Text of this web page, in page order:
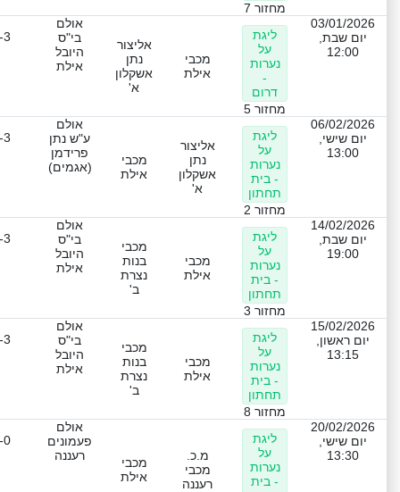
מחזור 7
03/01/2026
יום שבת,
12:00
ליגת
על
נערות
-
דרום
מחזור 5
מכבי
אילת
אליצור
נתן
אשקלון
א'
אולם
בי"ס
היובל
אילת
3
06/02/2026
יום שישי,
13:00
ליגת
על
נערות
- בית
תחתון
מחזור 2
אליצור
נתן
אשקלון
א'
מכבי
אילת
אולם
ע"ש נתן
פרידמן
(אגמים)
3
14/02/2026
יום שבת,
19:00
ליגת
על
נערות
- בית
תחתון
מחזור 3
מכבי
אילת
מכבי
בנות
נצרת
ב'
אולם
בי"ס
היובל
אילת
3
15/02/2026
יום ראשון,
13:15
ליגת
על
נערות
- בית
תחתון
מחזור 8
מכבי
אילת
מכבי
בנות
נצרת
ב'
אולם
בי"ס
היובל
אילת
3
20/02/2026
יום שישי,
13:30
ליגת
על
נערות
- בית
מ.כ.
מכבי
רעננה
מכבי
אילת
אולם
פעמונים
רעננה
0